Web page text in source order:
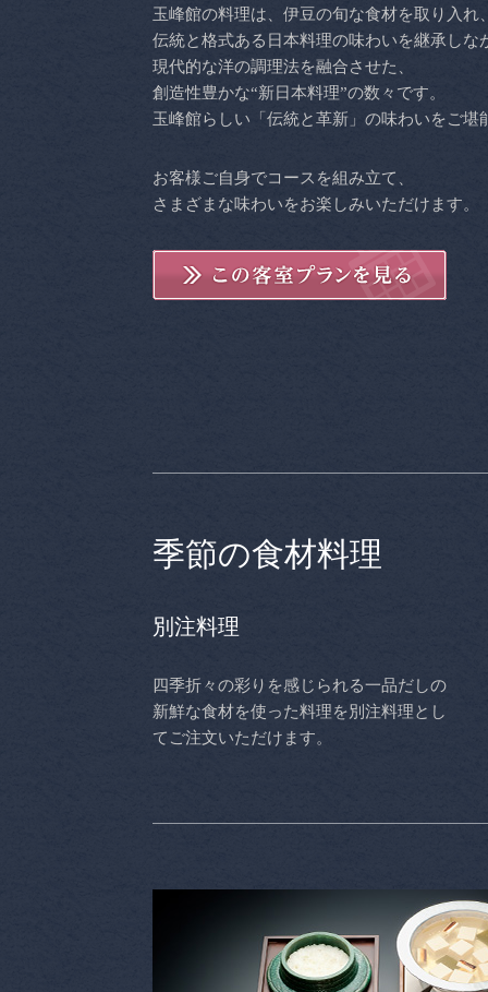
玉峰館の料理は、伊豆の旬な食材を取り入れ
伝統と格式ある日本料理の味わいを継承しな
現代的な洋の調理法を融合させた、
創造性豊かな“新日本料理”の数々です。
玉峰館らしい「伝統と革新」の味わいをご堪
お客様ご自身でコースを組み立て、
さまざまな味わいをお楽しみいただけます。
季節の食材料理
別注料理
四季折々の彩りを感じられる一品だしの
新鮮な食材を使った料理を別注料理とし
てご注文いただけます。